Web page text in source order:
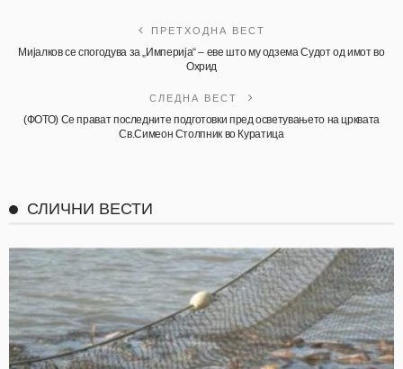
ПРЕТХОДНА ВЕСТ
Мијалков се спогодува за „Империја“ – еве што му одзема Судот од имот во
Охрид
СЛЕДНА ВЕСТ
(ФОТО) Се прават последните подготовки пред осветувањето на црквата
Св.Симеон Столпник во Куратица
СЛИЧНИ ВЕСТИ